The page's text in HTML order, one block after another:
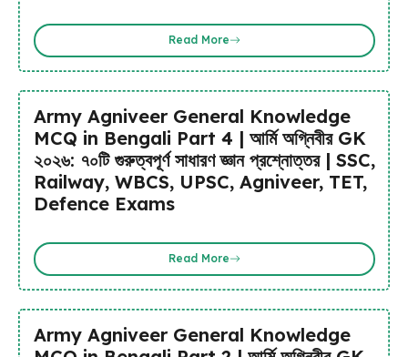
Read More
Army Agniveer General Knowledge
MCQ in Bengali Part 4 | আর্মি অগ্নিবীর GK
২০২৬: ৭০টি গুরুত্বপূর্ণ সাধারণ জ্ঞান প্রশ্নোত্তর | SSC,
Railway, WBCS, UPSC, Agniveer, TET,
Defence Exams
Read More
Army Agniveer General Knowledge